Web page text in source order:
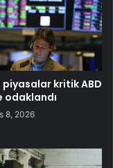
piyasalar kritik ABD
odaklandı
8, 2026